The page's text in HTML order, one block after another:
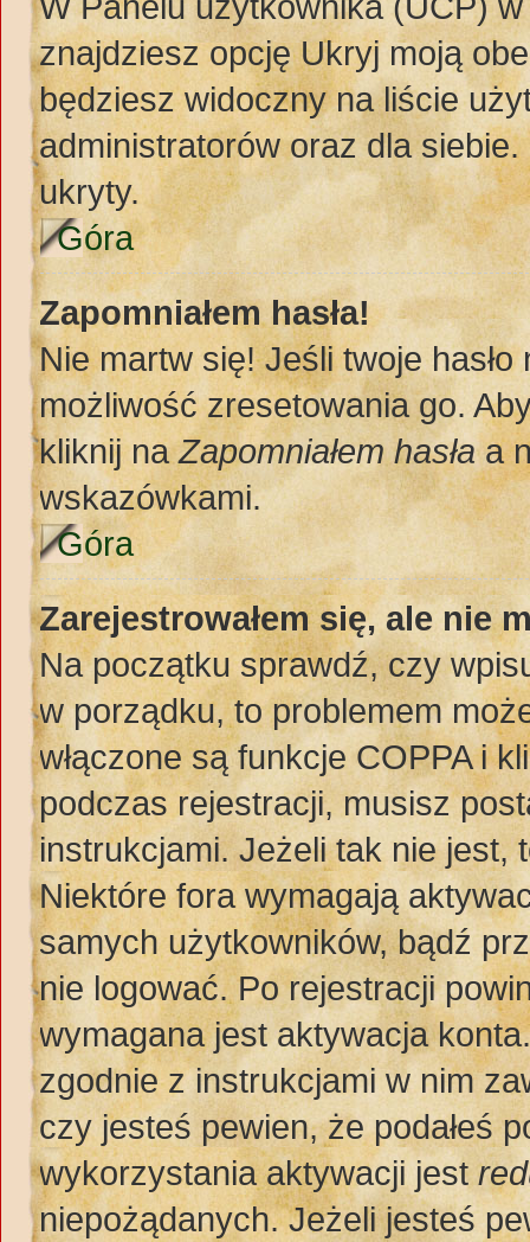
znajdziesz opcję Ukryj moją
będziesz widoczny na liście
administratorów oraz dla
ukryty.
Góra
Zapomniałem hasła!
Nie martw się! Jeśli twoje
możliwość zresetowania go.
kliknij naZapomniałem hasłaa
wskazówkami.
Góra
Zarejestrowałem się, ale nie
Na początku sprawdź, czy
w porządku, to problemem
włączone są funkcje COPPA i
podczas rejestracji, musisz
instrukcjami. Jeżeli tak nie jest,
Niektóre fora wymagają
samych użytkowników, bądź
nie logować. Po rejestracji
wymagana jest aktywacja
zgodnie z instrukcjami w nim
czy jesteś pewien, że podałeś
wykorzystania aktywacji jest
niepożądanych. Jeżeli jesteś